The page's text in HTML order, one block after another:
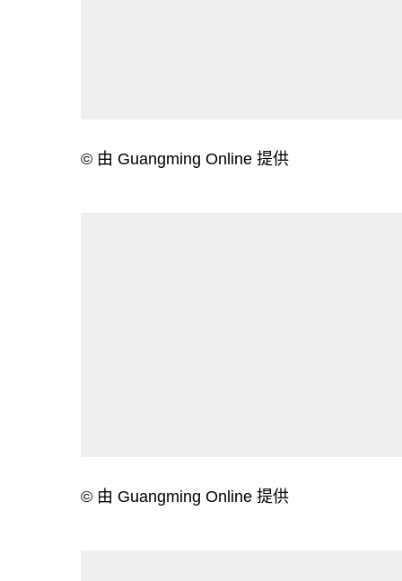
© 由 Guangming Online 提供
© 由 Guangming Online 提供